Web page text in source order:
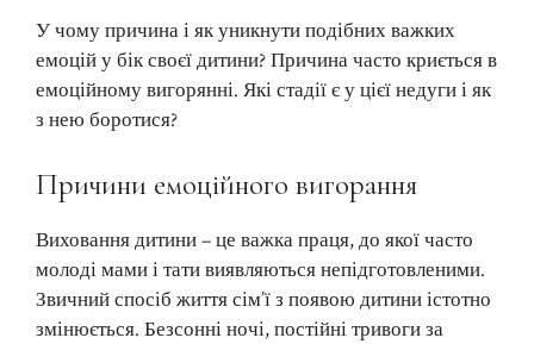
У чому причина і як уникнути подібних важких
емоцій у бік своєї дитини? Причина часто криється в
емоційному вигорянні. Які стадії є у цієї недуги і як
з нею боротися?
Причини емоційного вигорання
Виховання дитини – це важка праця, до якої часто
молоді мами і тати виявляються непідготовленими.
Звичний спосіб життя сім’ї з появою дитини істотно
змінюється. Безсонні ночі, постійні тривоги за